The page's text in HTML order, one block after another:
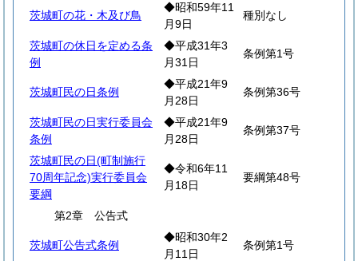
茨城町の花・木及び鳥
◆昭和59年11
月9日
種別なし
茨城町の休日を定める条
例
◆平成31年3
月31日
条例第1号
茨城町民の日条例
◆平成21年9
月28日
条例第36号
茨城町民の日実行委員会
条例
◆平成21年9
月28日
条例第37号
茨城町民の日(町制施行
70周年記念)実行委員会
要綱
◆令和6年11
月18日
要綱第48号
第2章 公告式
茨城町公告式条例
◆昭和30年2
月11日
条例第1号